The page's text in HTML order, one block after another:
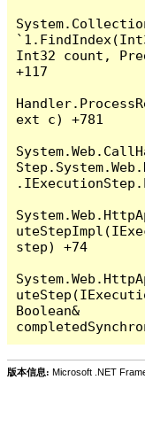
Int32 count,
+117
ext c) +781
step) +74
Boolean&
版本信息: Microsoft .NET